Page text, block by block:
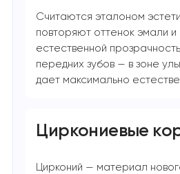
Считаются эталоном
повторяют оттенок эмали
естественной
передних зубов — в зоне
дает максимально
Циркониевые
Цирконий — материал